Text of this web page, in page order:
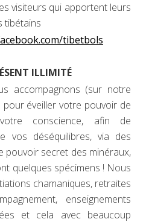
visiteurs qui apportent leurs
tibétains
tibetbols
ILLIMITÉ
accompagnons (sur notre
éveiller votre pouvoir de
conscience, afin de
vos déséquilibres, via des
pouvoir secret des minéraux,
quelques spécimens ! Nous
chamaniques, retraites
enseignements
et cela avec beaucoup